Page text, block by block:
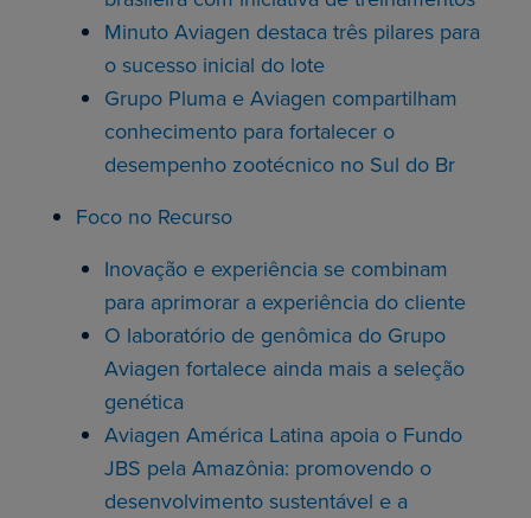
Minuto Aviagen destaca três pilares para
o sucesso inicial do lote
Grupo Pluma e Aviagen compartilham
conhecimento para fortalecer o
desempenho zootécnico no Sul do Br
Foco no Recurso
Inovação e experiência se combinam
para aprimorar a experiência do cliente
O laboratório de genômica do Grupo
Aviagen fortalece ainda mais a seleção
genética
Aviagen América Latina apoia o Fundo
JBS pela Amazônia: promovendo o
desenvolvimento sustentável e a